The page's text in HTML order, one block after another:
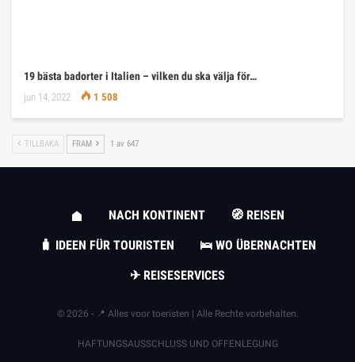
19 bästa badorter i Italien – vilken du ska välja för…
jun 14, 2022 1 508
TILLBAKA FRAM 1 av 647
NACH KONTINENT
🧭 REISEN
🧳 IDEEN FÜR TOURISTEN
🛌 WO ÜBERNACHTEN
✈ REISESERVICES
© 2026 - 📍 Alles voor toeristen | Alle Rechte vorbehalten.
HAFTUNGSAUSSCHLUSS UND OFFENLEGUNG